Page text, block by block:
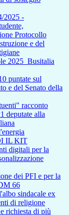
2025 -
Protocollo
e del
2025_Busitalia
puntate sul
e del Senato della
racconto
deputate alla
IL KIT
digitali per la
dei PFI e per la
66
sindacale ex
di religione
richiesta di più